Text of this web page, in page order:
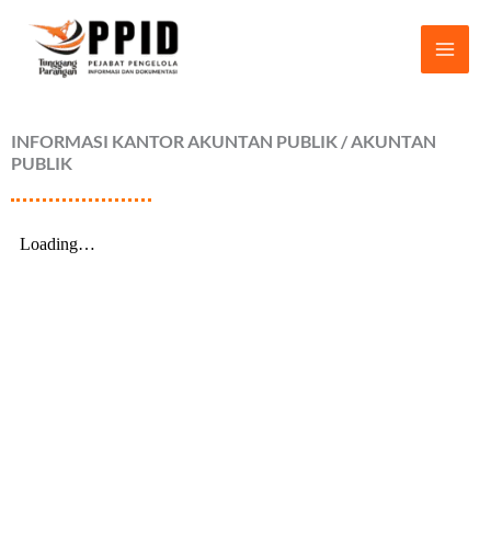
konten
INFORMASI KANTOR AKUNTAN PUBLIK / AKUNTAN
PUBLIK